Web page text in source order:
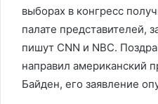
выборах в конгресс
палате представителей,
пишут CNN и NBC.
направил американский
Байден, его заявление